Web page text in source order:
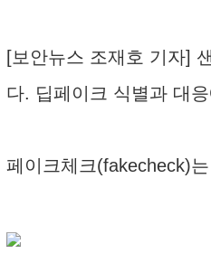
[보안뉴스 조재호 기자]
다. 딥페이크 식별과 대
페이크체크(fakecheck)